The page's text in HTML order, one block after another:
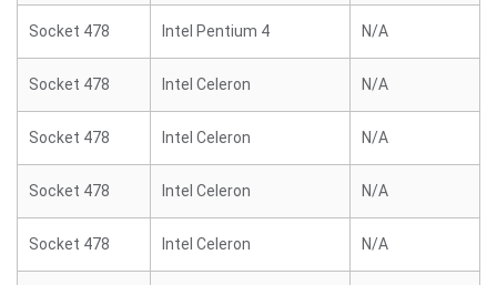
Socket 478 Intel Pentium 4 N/A
Socket 478 Intel Celeron N/A
Socket 478 Intel Celeron N/A
Socket 478 Intel Celeron N/A
Socket 478 Intel Celeron N/A